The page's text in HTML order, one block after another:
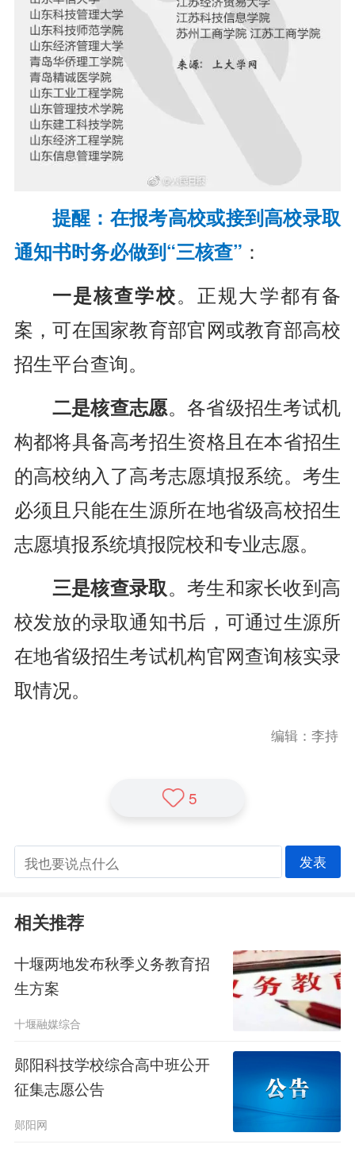
提醒：在报考高校或接到高校录取
通知书时务必做到“三核查” ：
一是核查学校。正规大学都有备
案，可在国家教育部官网或教育部高校
招生平台查询。
二是核查志愿。各省级招生考试机
构都将具备高考招生资格且在本省招生
的高校纳入了高考志愿填报系统。考生
必须且只能在生源所在地省级高校招生
志愿填报系统填报院校和专业志愿。
三是核查录取。考生和家长收到高
校发放的录取通知书后，可通过生源所
在地省级招生考试机构官网查询核实录
取情况。
编辑：李持
5
发表
相关推荐
十堰两地发布秋季义务教育招
生方案
十堰融媒综合
郧阳科技学校综合高中班公开
征集志愿公告
郧阳网